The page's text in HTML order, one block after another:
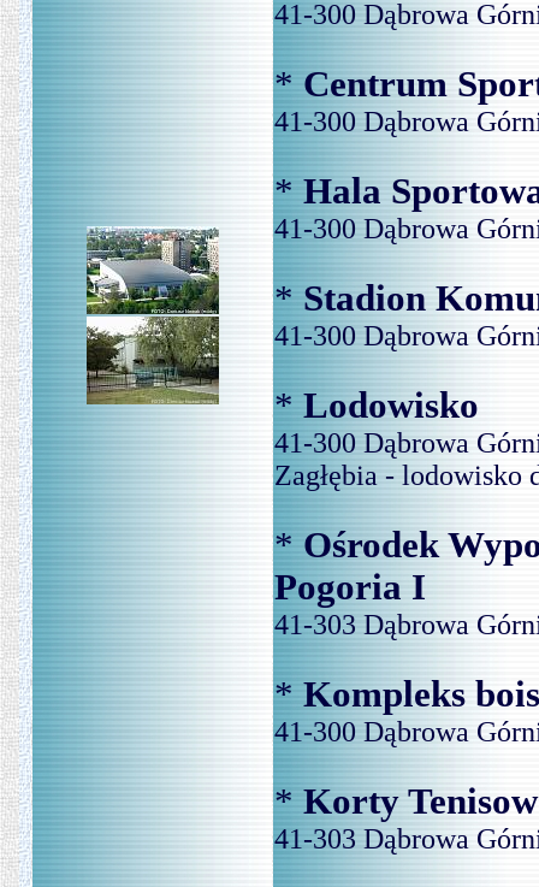
41-300 Dąbrowa
* Centrum
41-300 Dąbrowa
* Hala
41-300 Dąbrowa
* Stadion
41-300 Dąbrowa
* Lodowisko
41-300 Dąbrowa
Zagłębia - lodowisko
* Ośrodek
Pogoria I
41-303 Dąbrowa
* Kompleks
41-300 Dąbrowa
* Korty
41-303 Dąbrowa